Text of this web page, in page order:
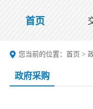
首页
您当前的位置： 首页 >
政府采购